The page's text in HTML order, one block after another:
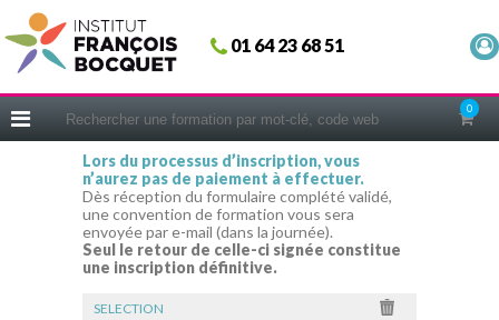
01 64 23 68 51
0
Fermer
ACCUEIL
CERIFICATIONS
INTRAS | SUR-MESURE
COACHING
EN PRATIQUE
Lors du processus d’inscription, vous
n’aurez pas de paiement à effectuer.
Dès réception du formulaire complété validé,
une convention de formation vous sera
envoyée par e-mail (dans la journée).
Seul le retour de celle-ci signée constitue
une inscription définitive.
SELECTION